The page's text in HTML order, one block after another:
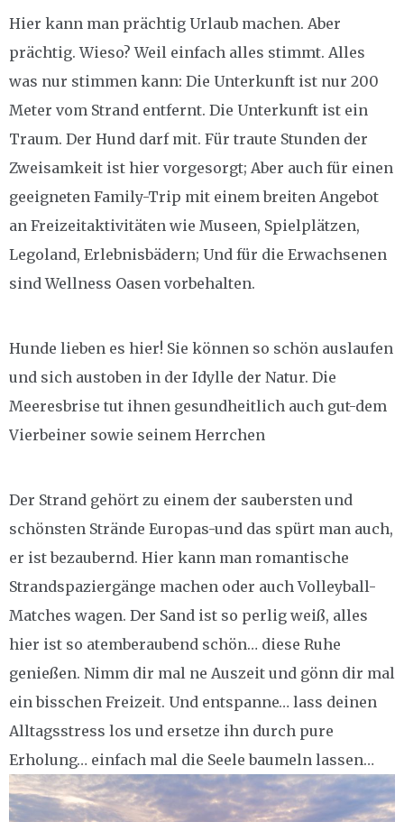
Hier kann man prächtig Urlaub machen. Aber
prächtig. Wieso? Weil einfach alles stimmt. Alles
was nur stimmen kann: Die Unterkunft ist nur 200
Meter vom Strand entfernt. Die Unterkunft ist ein
Traum. Der Hund darf mit. Für traute Stunden der
Zweisamkeit ist hier vorgesorgt; Aber auch für einen
geeigneten Family-Trip mit einem breiten Angebot
an Freizeitaktivitäten wie Museen, Spielplätzen,
Legoland, Erlebnisbädern; Und für die Erwachsenen
sind Wellness Oasen vorbehalten.
Hunde lieben es hier! Sie können so schön auslaufen
und sich austoben in der Idylle der Natur. Die
Meeresbrise tut ihnen gesundheitlich auch gut-dem
Vierbeiner sowie seinem Herrchen
Der Strand gehört zu einem der saubersten und
schönsten Strände Europas-und das spürt man auch,
er ist bezaubernd. Hier kann man romantische
Strandspaziergänge machen oder auch Volleyball-
Matches wagen. Der Sand ist so perlig weiß, alles
hier ist so atemberaubend schön… diese Ruhe
genießen. Nimm dir mal ne Auszeit und gönn dir mal
ein bisschen Freizeit. Und entspanne… lass deinen
Alltagsstress los und ersetze ihn durch pure
Erholung… einfach mal die Seele baumeln lassen…